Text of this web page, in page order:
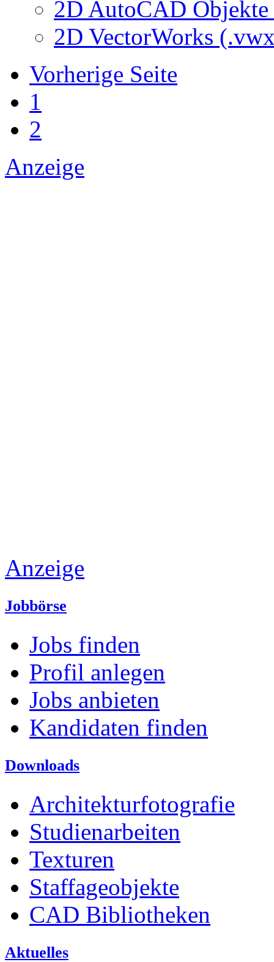
2D AutoCAD
2D VectorWorks
Vorherige Seite
1
2
Anzeige
Anzeige
Jobbörse
Jobs finden
Profil anlegen
Jobs anbieten
Kandidaten finden
Downloads
Architekturfotografie
Studienarbeiten
Texturen
Staffageobjekte
CAD Bibliotheken
Aktuelles